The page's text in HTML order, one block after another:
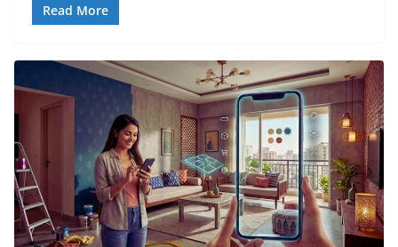
Read More